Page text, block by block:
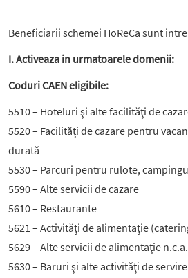
Beneficiarii schemei HoReCa sunt
I. Activeaza in urmatoarele domenii:
Coduri CAEN eligibile:
5510 – Hoteluri şi alte facilităţi de
5520 – Facilităţi de cazare pentru
durată
5530 – Parcuri pentru rulote,
5590 – Alte servicii de cazare
5610 – Restaurante
5621 – Activităţi de alimentaţie
5629 – Alte servicii de alimentaţie n.c.a.
5630 – Baruri şi alte activităţi de